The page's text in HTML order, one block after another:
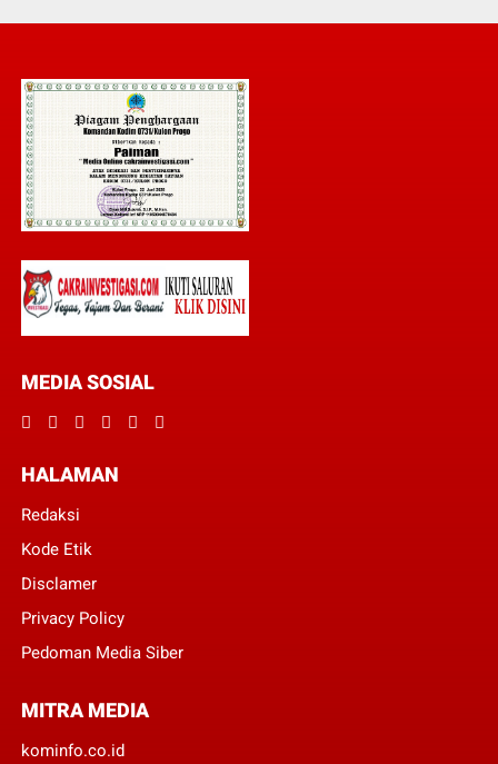
MEDIA SOSIAL
HALAMAN
Redaksi
Kode Etik
Disclamer
Privacy Policy
Pedoman Media Siber
MITRA MEDIA
kominfo.co.id